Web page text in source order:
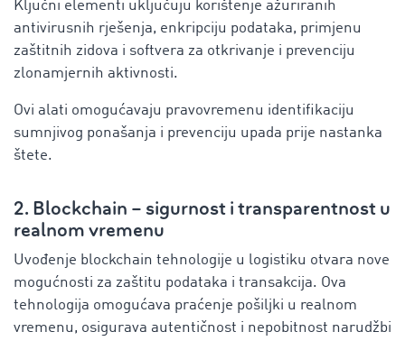
Ključni elementi uključuju korištenje ažuriranih
antivirusnih rješenja, enkripciju podataka, primjenu
zaštitnih zidova i softvera za otkrivanje i prevenciju
zlonamjernih aktivnosti.
Ovi alati omogućavaju pravovremenu identifikaciju
sumnjivog ponašanja i prevenciju upada prije nastanka
štete.
2. Blockchain – sigurnost i transparentnost u
realnom vremenu
Uvođenje blockchain tehnologije u logistiku otvara nove
mogućnosti za zaštitu podataka i transakcija. Ova
tehnologija omogućava praćenje pošiljki u realnom
vremenu, osigurava autentičnost i nepobitnost narudžbi